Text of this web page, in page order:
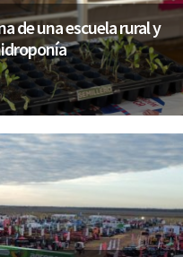
de una escuela rural y